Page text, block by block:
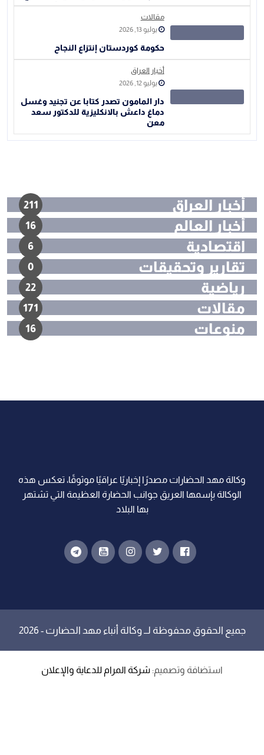
مقالات
يوليو 13, 2026
حكومة كوردستان إنتزاع النجاح
أخبار العراق
يوليو 12, 2026
دار المامون تصدر كتابا عن تجنيد وغسل
دماغ داعش بالانكليزية للدكتور سعد
معن
أخبار العراق 211
أخبار العالم 16
اقتصادية 6
تقارير وتحقيقات 0
رياضية 22
مقالات 171
منوعات 16
وكالة مهد الحضارات مصدرًا إخباريًا عراقيًا موثوقًا، تعكس هذه
الوكالة بإسمها العريق جوانب الحضارة العظيمة التي تشتهر
بها البلاد
جميع الحقوق محفوظة لــ وكالة أنباء مهد الحضارت - 2026
استضافة وتصميم: شركة المرام للدعاية والإعلان